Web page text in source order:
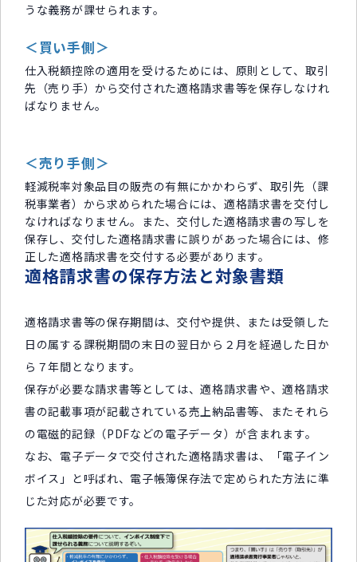
うな義務が課せられます。
＜買い手側＞
仕入税額控除の適用を受けるためには、原則として、取引
先（売り手）から交付された適格請求書等を保存しなけれ
ばなりません。
＜売り手側＞
軽減税率対象品目の販売の有無にかかわらず、取引先（課
税事業者）から求められた場合には、適格請求書を交付し
なければなりません。また、交付した適格請求書の写しを
保存し、交付した適格請求書に誤りがあった場合には、修
正した適格請求書を交付する必要があります。
適格請求書の保存方法と対象書類
適格請求書等の保存期間は、交付や提供、または受領した
日の属する課税期間の末日の翌日から２月を経過した日か
ら７年間となります。
保存が必要な請求書等としては、適格請求書や、適格請求
書の記載事項が記載されている売上納品書等、またそれら
の電磁的記録（PDFなどの電子データ）が含まれます。
なお、電子データで交付された適格請求書は、「電子イン
ボイス」と呼ばれ、電子帳簿保存法で定められた方法に準
じた対応が必要です。